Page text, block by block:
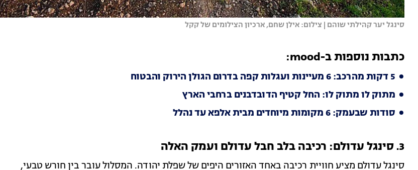
סינגל יער קהילתי שוהם | צילום: אילן שחם, ארכיון הצילומים של קקל
כתבות נוספות ב-mood:
5 דקות מהרכב: 6 מעיינות ועגלות קפה בדרום הגולן הירוק והבטוח
מתוק לו מתוק לו: החל קטיף הדובדבנים ברחבי הארץ
סודות שבעמק: 6 מקומות מיוחדים מבית אלפא עד נהלל
3. סינגל עדולם: רכיבה בלב חבל עדולם ועמק האלה
סינגל עדולם מציע חוויית רכיבה באחד האזורים היפים של שפלת יהודה. המסלול עובר בין חורש טבעי,